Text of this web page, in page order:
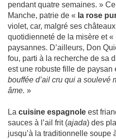
pendant quatre semaines. »
Manche, patrie de « la rose
violet, car, malgré ses
quotidienneté de la misère et «
paysannes. D’ailleurs, Don
fou, parti à la recherche de sa
est une robuste fille de paysan
bouffée d’ail cru qui a soulevé
âme. »
La cuisine espagnole est
sauces à l’ail frit (ajada) des
jusqu’à la traditionnelle soupe